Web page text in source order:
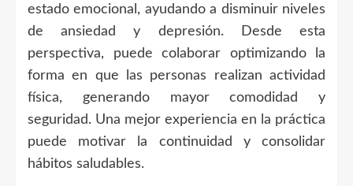
estado emocional, ayudando a disminuir niveles
de ansiedad y depresión. Desde esta
perspectiva, puede colaborar optimizando la
forma en que las personas realizan actividad
física, generando mayor comodidad y
seguridad. Una mejor experiencia en la práctica
puede motivar la continuidad y consolidar
hábitos saludables.